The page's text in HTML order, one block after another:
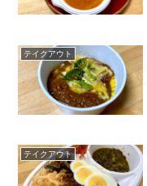
テイクアウト
テイクアウト